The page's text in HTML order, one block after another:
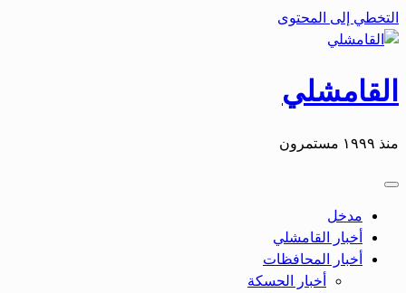
التخطي إلى المحتوى
القامشلي
منذ ١٩٩٩ مستمرون
مدخل
أخبار القامشلي
أخبار المحافظات
أخبار الحسكة